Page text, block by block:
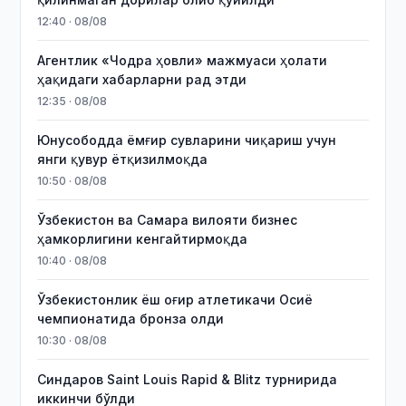
12:40 · 08/08
Агентлик «Чодра ҳовли» мажмуаси ҳолати
ҳақидаги хабарларни рад этди
12:35 · 08/08
Юнусободда ёмғир сувларини чиқариш учун
янги қувур ётқизилмоқда
10:50 · 08/08
Ўзбекистон ва Самара вилояти бизнес
ҳамкорлигини кенгайтирмоқда
10:40 · 08/08
Ўзбекистонлик ёш оғир атлетикачи Осиё
чемпионатида бронза олди
10:30 · 08/08
Синдаров Saint Louis Rapid & Blitz турнирида
иккинчи бўлди